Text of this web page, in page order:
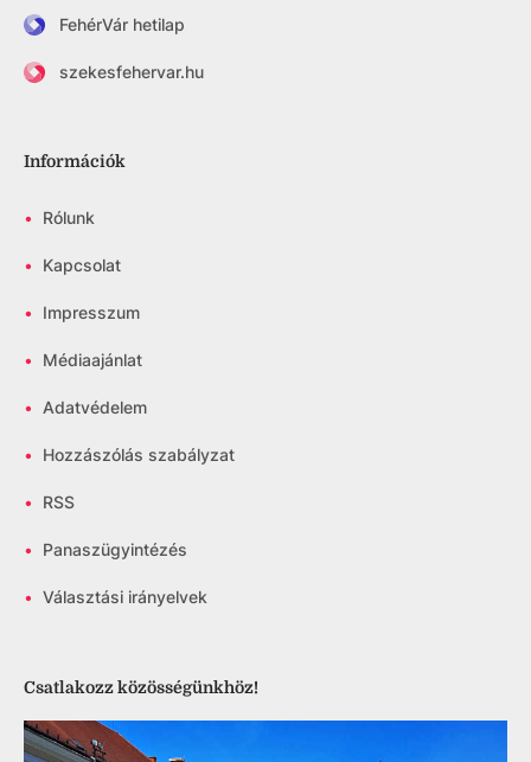
FehérVár hetilap
szekesfehervar.hu
Információk
• Rólunk
• Kapcsolat
• Impresszum
• Médiaajánlat
• Adatvédelem
• Hozzászólás szabályzat
• RSS
• Panaszügyintézés
• Választási irányelvek
Csatlakozz közösségünkhöz!